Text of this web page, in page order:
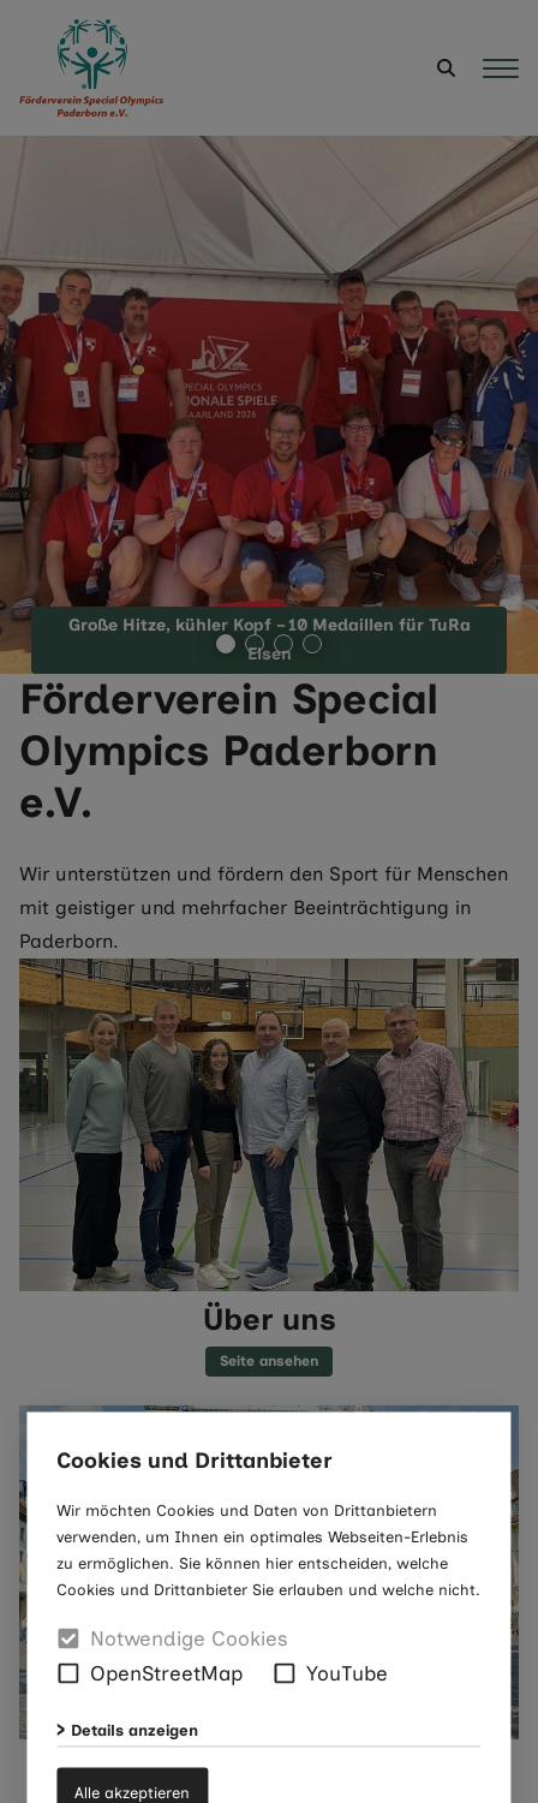
Cookies und Drittanbieter
Wir möchten Cookies und Daten von Drittanbietern
verwenden, um Ihnen ein optimales Webseiten-Erlebnis
zu ermöglichen. Sie können hier entscheiden, welche
Cookies und Drittanbieter Sie erlauben und welche nicht.
Notwendige Cookies
OpenStreetMap
YouTube
Details anzeigen
Alle akzeptieren
Große Hitze, kühler Kopf – 10 Medaillen für TuRa
Elsen
Förderverein Special
Olympics Paderborn
e.V.
Wir unterstützen und fördern den Sport für Menschen
mit geistiger und mehrfacher Beeinträchtigung in
Paderborn.
Über uns
Seite ansehen
Aktivitäten